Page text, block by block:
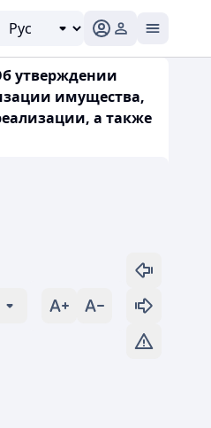
утверждении
имущества,
а также